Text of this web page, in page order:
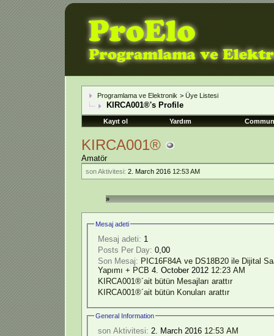
Programlama ve Elektronik > Üye Listesi
KIRCA001®'s Profile
Kayıt ol Yardım
KIRCA001®
Amatör
son Aktivitesi: 2. March 2016 12:53 AM
»
Mesaj adeti
Mesaj adeti: 1
Posts Per Day: 0,00
Son Mesaj: PIC16F84A ve DS18B20 ile Dijital
Yapımı + PCB 4. October 2012 12:23 AM
KIRCA001®´ait bütün Mesajları arattır
KIRCA001®´ait bütün Konuları arattır
General Information
son Aktivitesi: 2. March 2016 12:53 AM